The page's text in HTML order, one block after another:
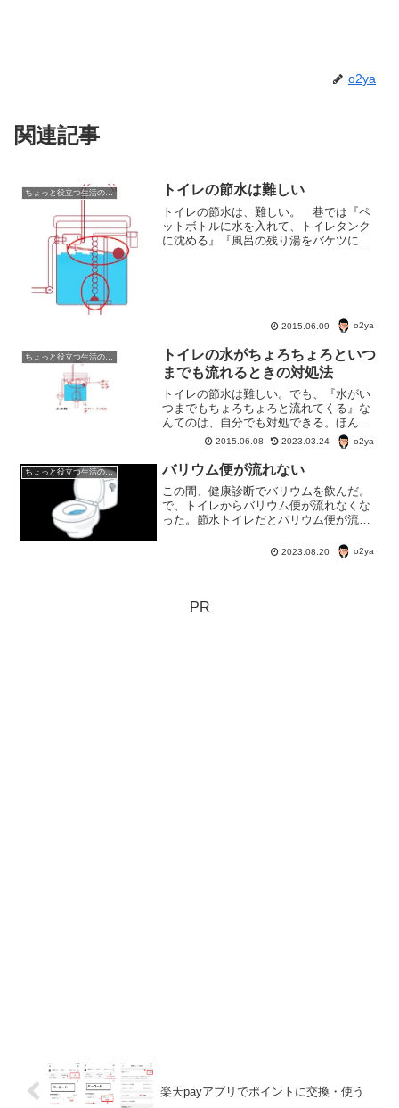
o2ya
関連記事
ちょっと役立つ生活の知恵 トイレの節水は難しい
トイレの節水は、難しい。 巷では『ペ
ットボトルに水を入れて、トイレタンク
に沈める』『風呂の残り湯をバケツに汲
2015.06.09 o2ya
トイレの水がちょろちょろといつ
までも流れるときの対処法
トイレの節水は難しい。でも、『水がい
つまでもちょろちょろと流れてくる』な
んてのは、自分でも対処できる。ほんの
ちょっとの水と思うなかれ、一日中水が
流れていれば、馬鹿にならない量にな
る。水道代もかかる。
2015.06.08 2023.03.24 o2ya
ちょっと役立つ生活の知恵 バリウム便が流れない
この間、健康診断でバリウムを飲んだ。
で、トイレからバリウム便が流れなくな
った。節水トイレだとバリウム便が流れ
だ。バリウム便って、重たいんだって。
そのせいでバリウム便には水量が足りな
2023.08.20 o2ya
PR
楽天payアプリでポイントに交換・使う